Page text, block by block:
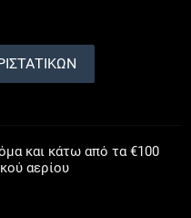
και κάτω από τα €100
αερίου